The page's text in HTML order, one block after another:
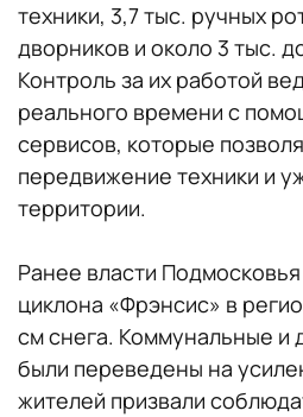
техники, 3,7 тыс. ручных
дворников и около 3 тыс.
Контроль за их работой
реального времени с
сервисов, которые
передвижение техники и
территории.
Ранее власти Подмосковья
циклона «Фрэнсис» в
см снега. Коммунальные
были переведены на
жителей призвали